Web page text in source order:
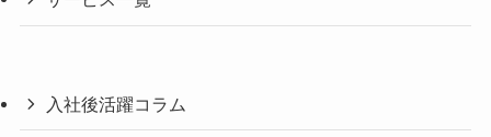
入社後活躍コラム